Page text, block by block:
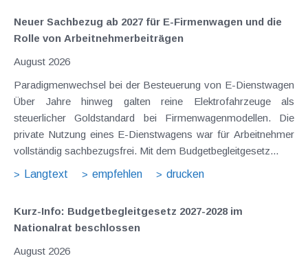
Neuer Sachbezug ab 2027 für E-Firmenwagen und die
Rolle von Arbeitnehmer​­beiträgen
August 2026
Paradigmenwechsel bei der Besteuerung von E-Dienstwagen
Über Jahre hinweg galten reine Elektrofahrzeuge als
steuerlicher Goldstandard bei Firmenwagenmodellen. Die
private Nutzung eines E-Dienstwagens war für Arbeitnehmer
vollständig sachbezugsfrei. Mit dem Budgetbegleitgesetz...
Langtext
empfehlen drucken
Kurz-Info: Budgetbegleitgesetz 2027-2028 im
Nationalrat beschlossen
August 2026